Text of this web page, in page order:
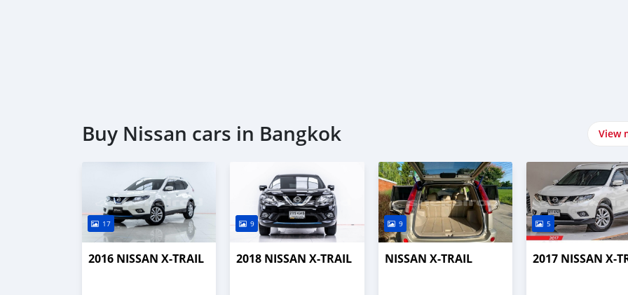
Buy Nissan cars in Bangkok View
17
2016 NISSAN X-TRAIL
9
2018 NISSAN X-TRAIL
9
NISSAN X-TRAIL
5
2017 NISSAN X-